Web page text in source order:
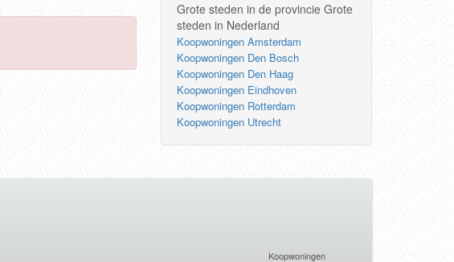
Grote steden in de provincie Grote
steden in Nederland
Koopwoningen Amsterdam
Koopwoningen Den Bosch
Koopwoningen Den Haag
Koopwoningen Eindhoven
Koopwoningen Rotterdam
Koopwoningen Utrecht
Koopwoningen